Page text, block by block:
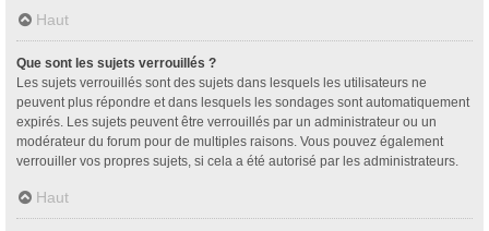
Haut
Que sont les sujets verrouillés ?
Les sujets verrouillés sont des sujets dans lesquels les utilisateurs ne
peuvent plus répondre et dans lesquels les sondages sont automatiquement
expirés. Les sujets peuvent être verrouillés par un administrateur ou un
modérateur du forum pour de multiples raisons. Vous pouvez également
verrouiller vos propres sujets, si cela a été autorisé par les administrateurs.
Haut